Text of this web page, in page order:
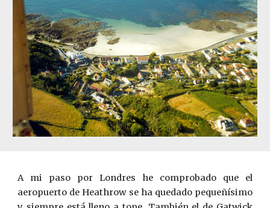
A mi paso por Londres he comprobado que el
aeropuerto de Heathrow se ha quedado pequeñísimo